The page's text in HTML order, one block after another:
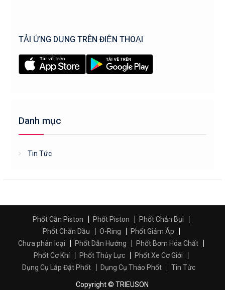
TẢI ỨNG DỤNG TRÊN ĐIỆN THOẠI
Danh mục
Tin Tức
Phốt Cần Piston Phốt Piston
Phốt Chắn Bụi
Phốt Chắn Dầu
O-Ring
Phốt Giảm Áp
Chưa phân loại
Phốt Dẫn Hướng
Phốt Bơm Hóa Chất
Phốt Cơ Khí
Phốt Thủy Lực
Phốt Xe Cơ Giới
Dụng Cụ Lắp Đặt Phốt
Dụng Cụ Tháo Phốt Tin Tức
Copyright © TRIEUSON